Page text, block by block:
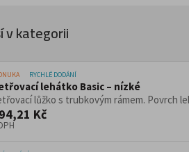
regály
do obchodu
v kategorii
RYCHLÉ DODÁNÍ
lehátko Basic – nízké
lůžko s trubkovým rámem. Povrch
Kč